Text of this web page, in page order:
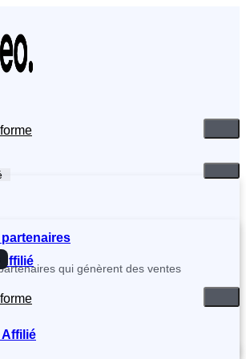
qui génèrent des ventes